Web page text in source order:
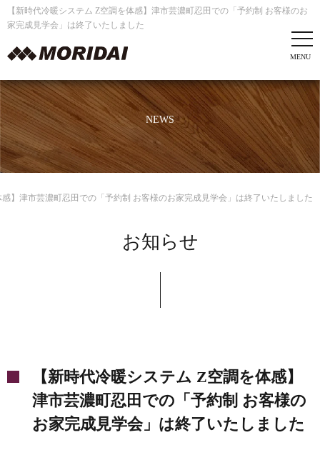
【新時代冷暖システム Z空調を体感】津市芸濃町忍田での「予約制 お客様のお
家完成見学会」は終了いたしました
NEWS
】津市芸濃町忍田での「予約制 お客様のお家完成見学会」は終了いたしました
お知らせ
【新時代冷暖システム Z空調を体感】
津市芸濃町忍田での「予約制 お客様の
お家完成見学会」は終了いたしました